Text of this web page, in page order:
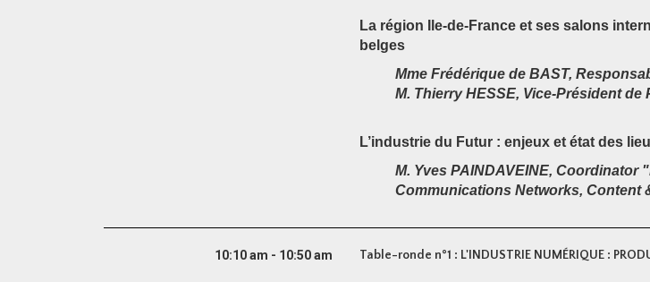
La région Ile-de-France et ses salons
belges
Mme Frédérique de BAST,
M. Thierry HESSE, Vice-Président
L’industrie du Futur : enjeux et état des
M. Yves PAINDAVEINE,
Communications Networks, Content
10:10 am - 10:50 am Table-ronde n°1 : L'INDUSTRIE NUMÉRIQUE :